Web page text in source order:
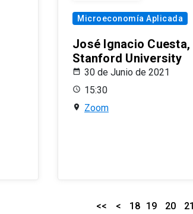
Microeconomía Aplicada
José Ignacio Cuesta,
Stanford University
30 de Junio de 2021
15:30
Zoom
<< < 18 19 20 21